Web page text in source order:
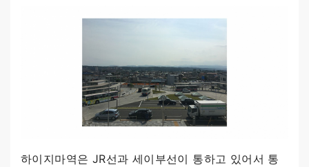
하이지마역은 JR선과 세이부선이 통하고 있어서 통